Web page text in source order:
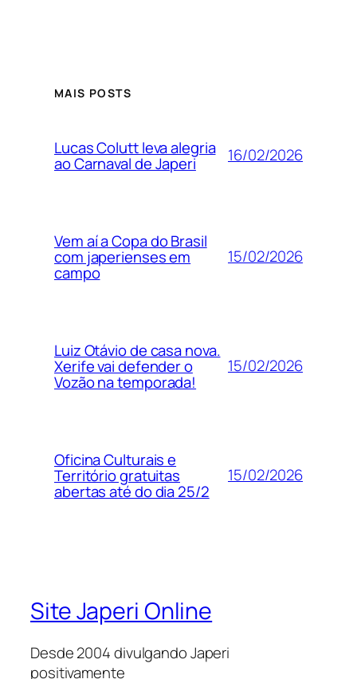
MAIS POSTS
Lucas Colutt leva alegria
ao Carnaval de Japeri 16/02/2026
Vem aí a Copa do Brasil
com japerienses em
campo
15/02/2026
Luiz Otávio de casa nova.
Xerife vai defender o
Vozão na temporada!
15/02/2026
Oficina Culturais e
Território gratuitas
abertas até do dia 25/2
15/02/2026
Site Japeri Online
Desde 2004 divulgando Japeri
positivamente